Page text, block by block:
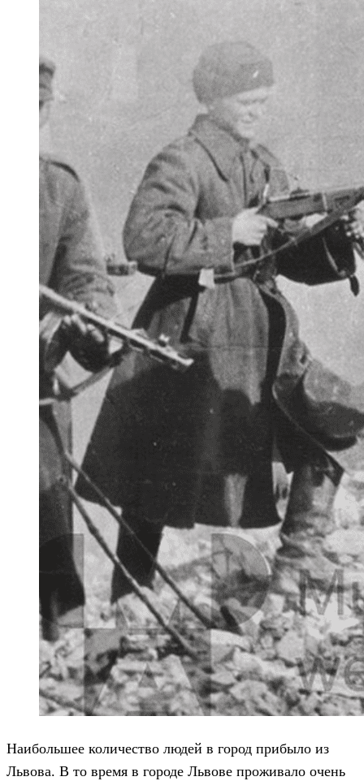
Наибольшее количество людей в город прибыло из
Львова. В то время в городе Львове проживало очень